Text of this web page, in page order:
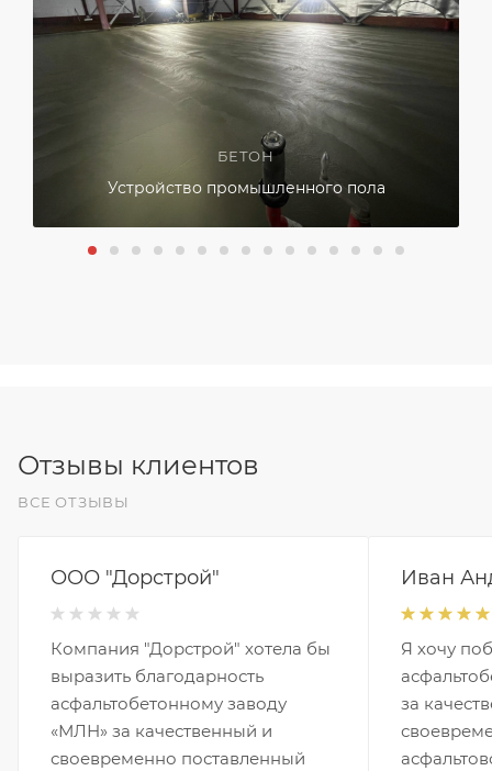
БЕТОН
Устройство промышленного пола
Отзывы клиентов
ВСЕ ОТЗЫВЫ
ООО "Дорстрой"
Компания "Дорстрой" хотела бы
выразить благодарность
асфальтобетонному заводу
«МЛН» за качественный и
своевременно поставленный
Иван
Я хочу
за